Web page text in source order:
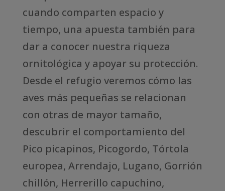
cuando comparten espacio y
tiempo, una apuesta también para
dar a conocer nuestra riqueza
ornitológica y apoyar su protección.
Desde el refugio veremos cómo las
aves más pequeñas se relacionan
con otras de mayor tamaño,
descubrir el comportamiento del
Pico picapinos, Picogordo, Tórtola
europea, Arrendajo, Lugano, Gorrión
chillón, Herrerillo capuchino,